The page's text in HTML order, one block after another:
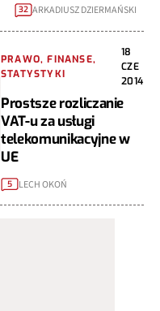
32 ARKADIUSZ DZIERMAŃSKI
PRAWO, FINANSE,
STATYSTYKI
18
CZE
2014
Prostsze rozliczanie
VAT-u za usługi
telekomunikacyjne w
UE
5 LECH OKOŃ